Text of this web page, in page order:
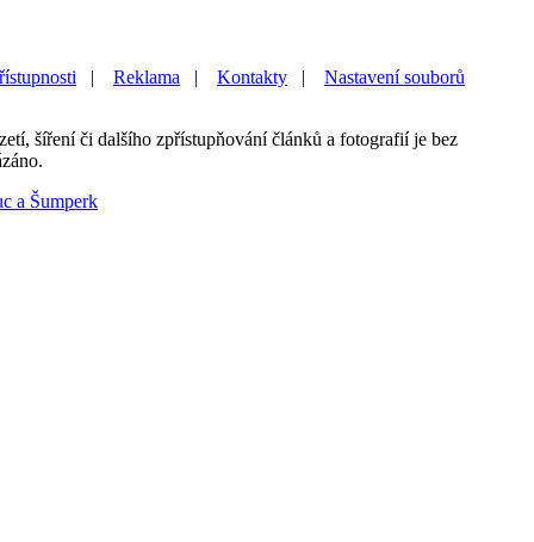
Reklama Kontakty Nastavení souborů
šíření či dalšího zpřístupňování článků a fotografií je bez
a Šumperk